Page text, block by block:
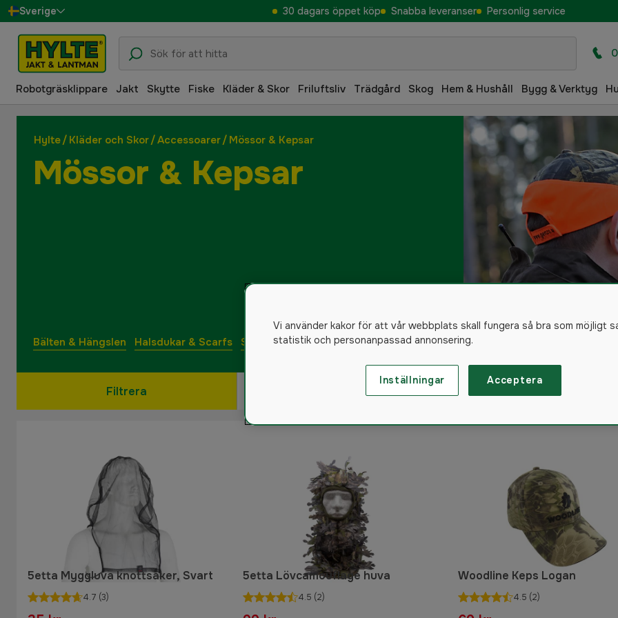
Sverige
Danmark
Suomi
Norge
30 dagars öppet köp Snabba leveranser Personlig service
Robotgräsklippare Jakt Skytte Fiske Kläder & Skor Friluftsliv Trädgård Skog Hem & Hushåll Bygg & Verktyg
Hylte/ Kläder och Skor/Accessoarer/ Mössor & Kepsar
Mössor & Kepsar
Bälten & Hängslen Halsdukar & Scarfs Solglasögon
Filtrera
5etta Myggluva knottsäker, Svart
4.7 (3)
5etta Lövcamouflage huva
4.5 (2)
Woodline Keps Logan
4.5 (2)
Vi använder kakor för att vår webbplats skall fungera så bra som möjligt
statistik och personanpassad annonsering.
Inställningar Acceptera